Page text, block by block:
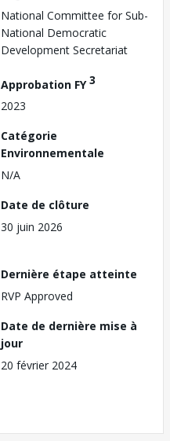
National Committee for Sub-
National Democratic
Development Secretariat
Approbation FY3
2023
Catégorie
Environnementale
N/A
Date de clôture
30 juin 2026
Dernière étape atteinte
RVP Approved
Date de dernière mise à
jour
20 février 2024